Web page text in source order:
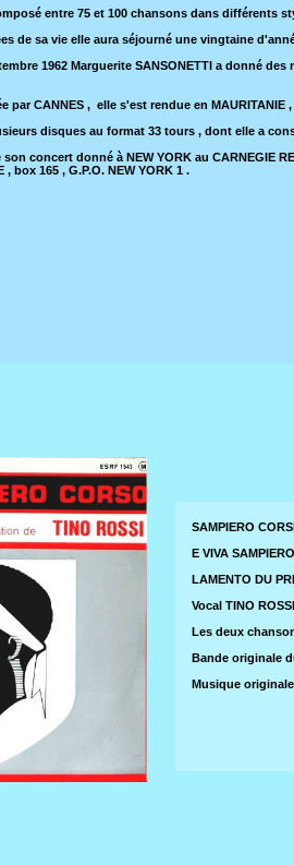
entre 75 et 100 chansons dans différents
de sa vie elle aura séjourné une vingtaine
1962 Marguerite SANSONETTI a donné
par CANNES , elle s'est rendue en
disques au format 33 tours , dont elle a
concert donné à NEW YORK au CARNEGIE
, box 165 , G.P.O. NEW YORK 1 .
SAMPIERO
E VIVA
LAMENTO DU
Vocal TINO ROSSI
Les deux
Bande originale
Musique originale